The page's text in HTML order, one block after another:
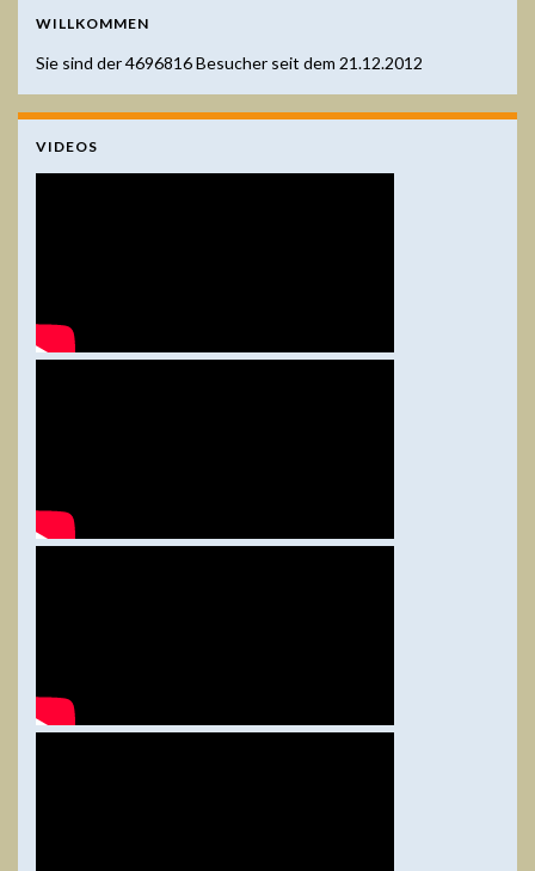
WILLKOMMEN
Sie sind der4696816Besucher seit dem 21.12.2012
VIDEOS